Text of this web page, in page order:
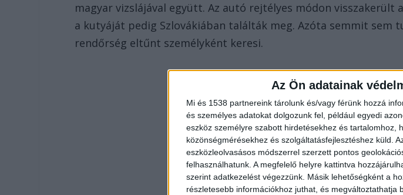
Az Ön adatainak
Mi és 1538 partnereink tárolunk és/vagy férünk hozzá
és személyes adatokat dolgozunk fel, például egyedi
eszköz személyre szabott hirdetésekhez és tartalomhoz,
közönségmérésekhez és szolgáltatásfejlesztéshez küld.
eszközleolvasásos módszerrel szerzett pontos
felhasználhatunk. A megfelelő helyre kattintva
szerint adatkezelést végezzünk. Másik lehetőségként a
részletesebb információkhoz juthat, és megváltoztathatja
magyar vizslájával együtt. Az autó rejtélyes módon visszakerült
a kutyáját pedig Szlovákiában találták meg. Azóta semmit sem
rendőrség eltűnt személyként keresi.